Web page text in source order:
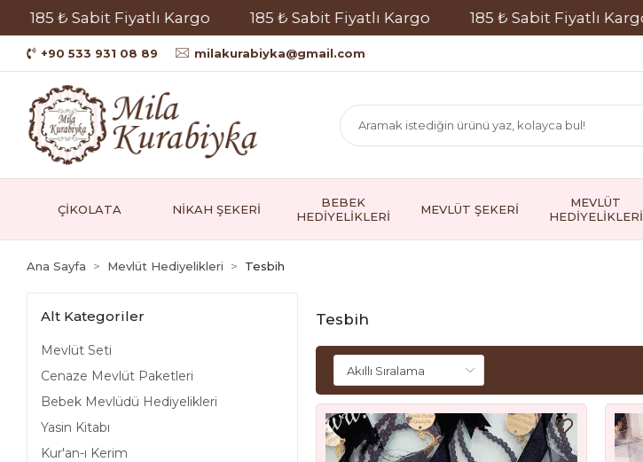
₺ Sabit Fiyatlı Kargo 185 ₺ Sabit Fiyatlı Kargo 185 ₺ Sabit Fiyatlı Kargo
+90 533 931 08 89 milakurabiyka@gmail.com
ÇİKOLATA NİKAH ŞEKERİ
BEBEK
HEDİYELİKLERİ
MEVLÜT ŞEKERİ
MEVLÜT
HEDİYELİKLERİ
Ana Sayfa Mevlüt Hediyelikleri Tesbih
Alt Kategoriler
Mevlüt Seti
Cenaze Mevlüt Paketleri
Bebek Mevlüdü Hediyelikleri
Yasin Kitabı
Kur'an-ı Kerim
Tesbih